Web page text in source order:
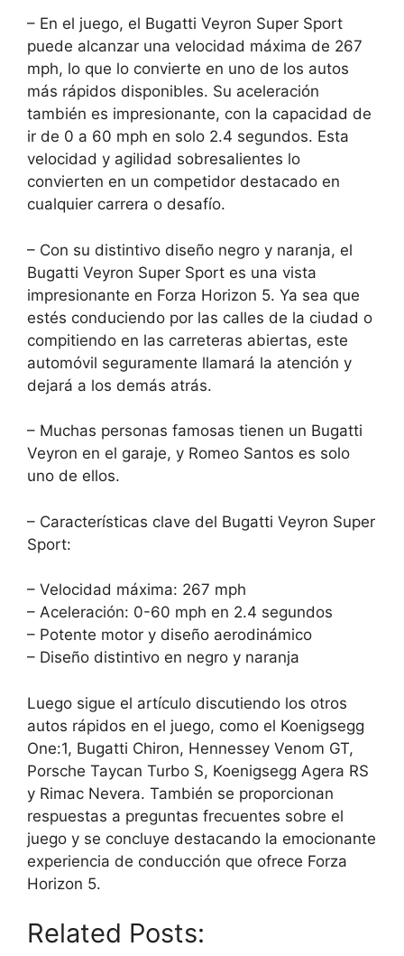
– En el juego, el Bugatti Veyron Super Sport
puede alcanzar una velocidad máxima de 267
mph, lo que lo convierte en uno de los autos
más rápidos disponibles. Su aceleración
también es impresionante, con la capacidad de
ir de 0 a 60 mph en solo 2.4 segundos. Esta
velocidad y agilidad sobresalientes lo
convierten en un competidor destacado en
cualquier carrera o desafío.
– Con su distintivo diseño negro y naranja, el
Bugatti Veyron Super Sport es una vista
impresionante en Forza Horizon 5. Ya sea que
estés conduciendo por las calles de la ciudad o
compitiendo en las carreteras abiertas, este
automóvil seguramente llamará la atención y
dejará a los demás atrás.
– Muchas personas famosas tienen un Bugatti
Veyron en el garaje, y Romeo Santos es solo
uno de ellos.
– Características clave del Bugatti Veyron Super
Sport:
– Velocidad máxima: 267 mph
– Aceleración: 0-60 mph en 2.4 segundos
– Potente motor y diseño aerodinámico
– Diseño distintivo en negro y naranja
Luego sigue el artículo discutiendo los otros
autos rápidos en el juego, como el Koenigsegg
One:1, Bugatti Chiron, Hennessey Venom GT,
Porsche Taycan Turbo S, Koenigsegg Agera RS
y Rimac Nevera. También se proporcionan
respuestas a preguntas frecuentes sobre el
juego y se concluye destacando la emocionante
experiencia de conducción que ofrece Forza
Horizon 5.
Related Posts: